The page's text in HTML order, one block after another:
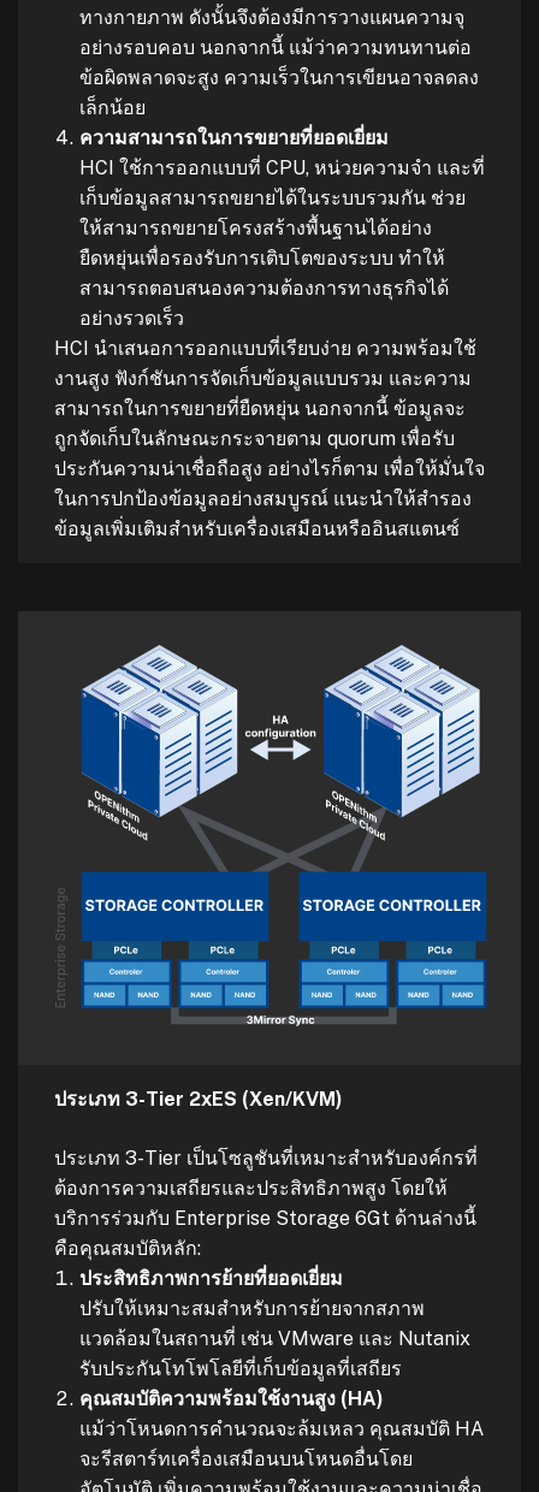
ทางกายภาพ ดังนั้นจึงต้องมีการวางแผนความจุ
อย่างรอบคอบ นอกจากนี้ แม้ว่าความทนทานต่อ
ข้อผิดพลาดจะสูง ความเร็วในการเขียนอาจลดลง
เล็กน้อย
ความสามารถในการขยายที่ยอดเยี่ยม
HCI ใช้การออกแบบที่ CPU, หน่วยความจำ และที่
เก็บข้อมูลสามารถขยายได้ในระบบรวมกัน ช่วย
ให้สามารถขยายโครงสร้างพื้นฐานได้อย่าง
ยืดหยุ่นเพื่อรองรับการเติบโตของระบบ ทำให้
สามารถตอบสนองความต้องการทางธุรกิจได้
อย่างรวดเร็ว
HCI นำเสนอการออกแบบที่เรียบง่าย ความพร้อมใช้
งานสูง ฟังก์ชันการจัดเก็บข้อมูลแบบรวม และความ
สามารถในการขยายที่ยืดหยุ่น นอกจากนี้ ข้อมูลจะ
ถูกจัดเก็บในลักษณะกระจายตาม quorum เพื่อรับ
ประกันความน่าเชื่อถือสูง อย่างไรก็ตาม เพื่อให้มั่นใจ
ในการปกป้องข้อมูลอย่างสมบูรณ์ แนะนำให้สำรอง
ข้อมูลเพิ่มเติมสำหรับเครื่องเสมือนหรืออินสแตนซ์
ประเภท 3-Tier 2xES (Xen/KVM)
ประเภท 3-Tier เป็นโซลูชันที่เหมาะสำหรับองค์กรที่
ต้องการความเสถียรและประสิทธิภาพสูง โดยให้
บริการร่วมกับ Enterprise Storage 6Gt ด้านล่างนี้
คือคุณสมบัติหลัก:
ประสิทธิภาพการย้ายที่ยอดเยี่ยม
ปรับให้เหมาะสมสำหรับการย้ายจากสภาพ
แวดล้อมในสถานที่ เช่น VMware และ Nutanix
รับประกันโทโพโลยีที่เก็บข้อมูลที่เสถียร
คุณสมบัติความพร้อมใช้งานสูง (HA)
แม้ว่าโหนดการคำนวณจะล้มเหลว คุณสมบัติ HA
จะรีสตาร์ทเครื่องเสมือนบนโหนดอื่นโดย